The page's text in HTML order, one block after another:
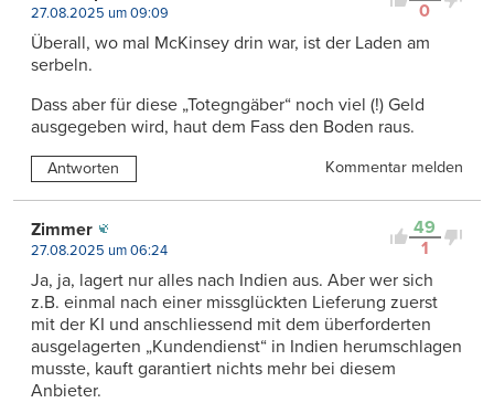
0
27.08.2025 um 09:09
Überall, wo mal McKinsey drin war, ist der Laden am
serbeln.
Dass aber für diese „Totegngäber“ noch viel (!) Geld
ausgegeben wird, haut dem Fass den Boden raus.
Antworten Kommentar melden
49
1
Zimmer
27.08.2025 um 06:24
Ja, ja, lagert nur alles nach Indien aus. Aber wer sich
z.B. einmal nach einer missglückten Lieferung zuerst
mit der KI und anschliessend mit dem überforderten
ausgelagerten „Kundendienst“ in Indien herumschlagen
musste, kauft garantiert nichts mehr bei diesem
Anbieter.